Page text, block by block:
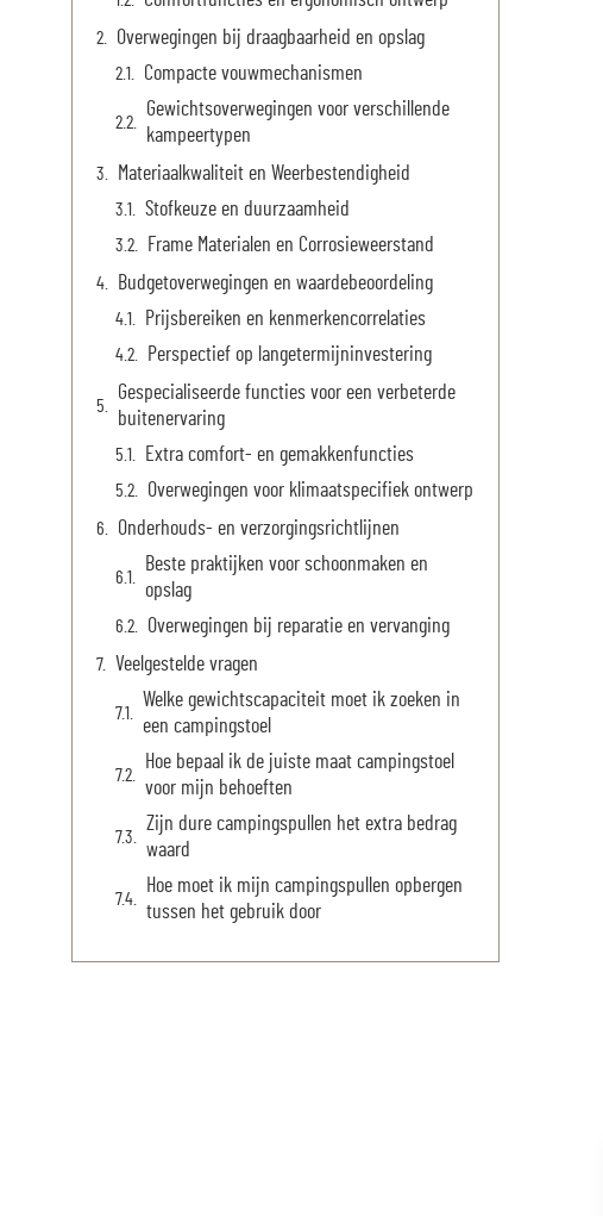
Overwegingen bij draagbaarheid en opslag
Compacte vouwmechanismen
Gewichtsoverwegingen voor verschillende
kampeertypen
Materiaalkwaliteit en Weerbestendigheid
Stofkeuze en duurzaamheid
Frame Materialen en Corrosieweerstand
Budgetoverwegingen en waardebeoordeling
Prijsbereiken en kenmerkencorrelaties
Perspectief op langetermijninvestering
Gespecialiseerde functies voor een verbeterde
buitenervaring
Extra comfort- en gemakkenfuncties
Overwegingen voor klimaatspecifiek ontwerp
Onderhouds- en verzorgingsrichtlijnen
Beste praktijken voor schoonmaken en
opslag
Overwegingen bij reparatie en vervanging
Veelgestelde vragen
Welke gewichtscapaciteit moet ik zoeken in
een campingstoel
Hoe bepaal ik de juiste maat campingstoel
voor mijn behoeften
Zijn dure campingspullen het extra bedrag
waard
Hoe moet ik mijn campingspullen opbergen
tussen het gebruik door